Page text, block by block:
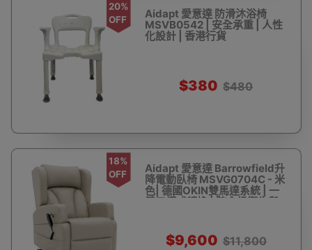
20%
OFF
Aidapt 愛意達 防滑沐浴椅
MSVB0542 | 安全承重 | 人性
化設計 | 香港行貨
$380 $480
18%
OFF
Aidapt 愛意達 Barrowfield升
降電動臥椅 MSVG0704C - 米
色| 德國OKIN雙馬達系統 | 一
鍵三模式轉換 | 院舍級衛生與
$9,600 $11,800